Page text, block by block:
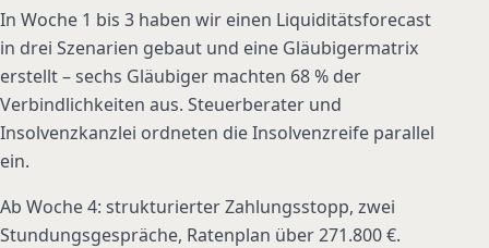
In Woche 1 bis 3 haben wir einen Liquiditätsforecast
in drei Szenarien gebaut und eine Gläubigermatrix
erstellt – sechs Gläubiger machten 68 % der
Verbindlichkeiten aus. Steuerberater und
Insolvenzkanzlei ordneten die Insolvenzreife parallel
ein.
Ab Woche 4: strukturierter Zahlungsstopp, zwei
Stundungsgespräche, Ratenplan über 271.800 €.